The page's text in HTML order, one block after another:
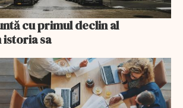
cu primul declin al
sa